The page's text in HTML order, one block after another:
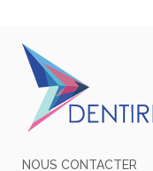
NOUS CONTACTER